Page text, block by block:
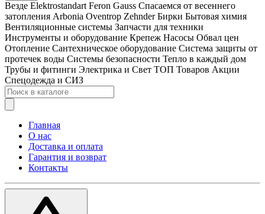
Везде Elektrostandart Feron Gauss Спасаемся от весеннего
затопления Arbonia Oventrop Zehnder Бирки Бытовая химия
Вентиляционные системы Запчасти для техники
Инструменты и оборудование Крепеж Насосы Обвал цен
Отопление Сантехническое оборудование Система защиты от
протечек воды Системы безопасности Тепло в каждый дом
Трубы и фитинги Электрика и Свет ТОП Товаров Акции
Спецодежда и СИЗ
Главная
О нас
Доставка и оплата
Гарантия и возврат
Контакты